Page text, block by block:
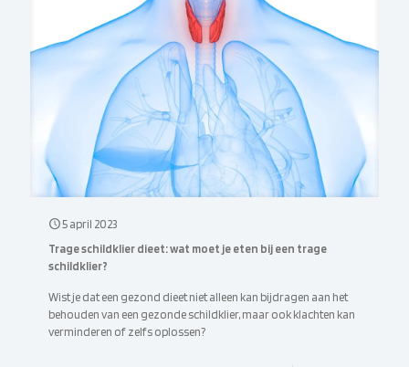
5 april 2023
Trage schildklier dieet: wat moet je eten bij een trage
schildklier?
Wist je dat een gezond dieet niet alleen kan bijdragen aan het
behouden van een gezonde schildklier, maar ook klachten kan
verminderen of zelfs oplossen?